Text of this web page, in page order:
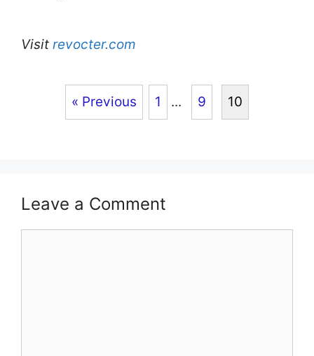
Visit revocter.com
« Previous 1 ... 9 10
Leave a Comment